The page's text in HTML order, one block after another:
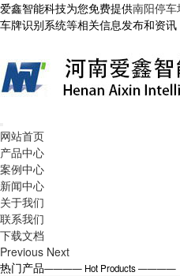
爱鑫智能科技为您免费提供南阳停
车牌识别系统等相关信息发布和资
网站首页
产品中心
案例中心
新闻中心
关于我们
联系我们
下载文档
Previous Next
热门产品———— Hot Products ————